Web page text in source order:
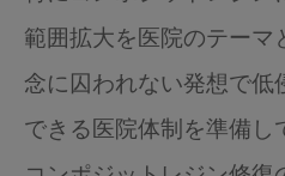
範囲拡大を医院のテーマ
念に囚われない発想で低
できる医院体制を準備し